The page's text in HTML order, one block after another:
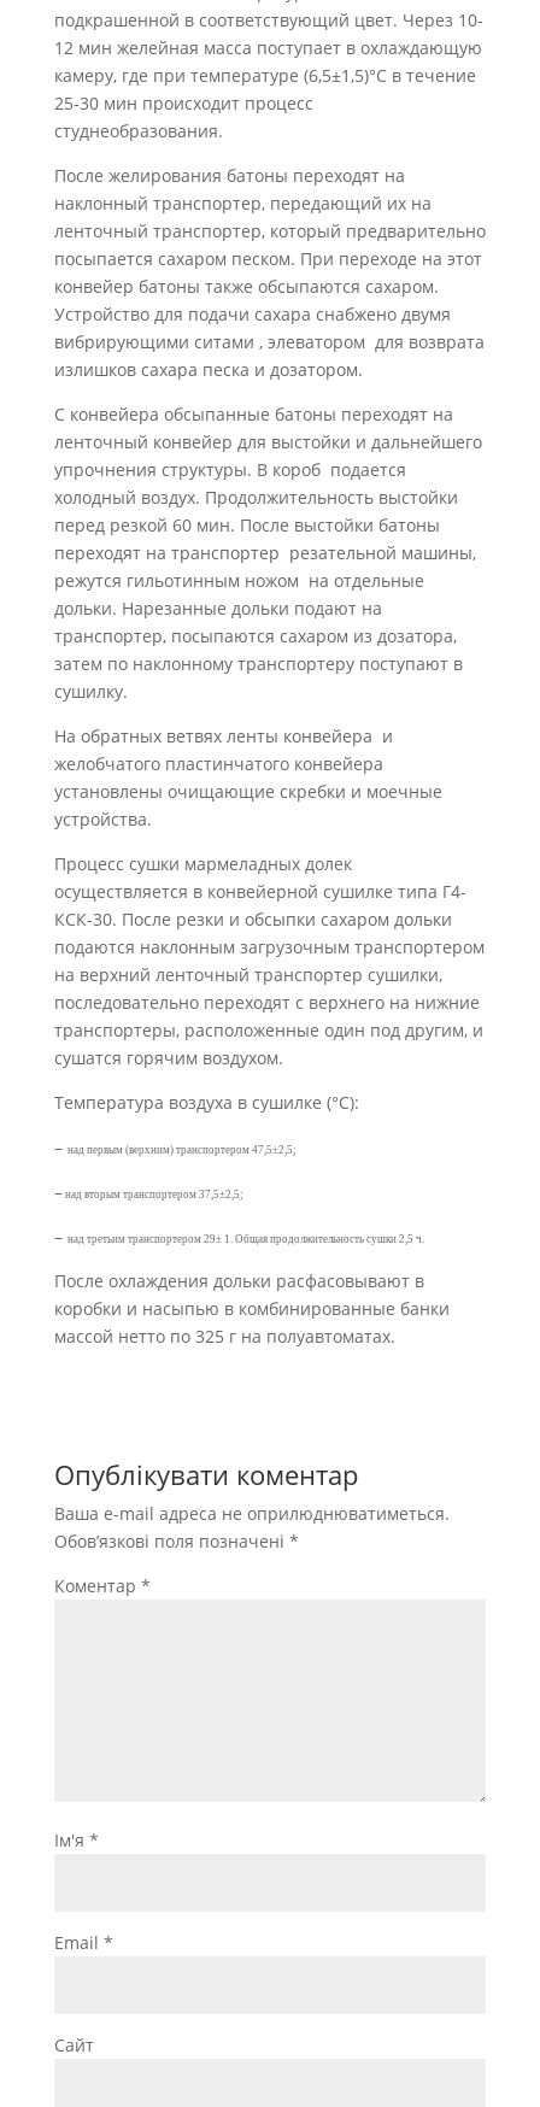
подкрашенной в соответствующий цвет. Через 10-
12 мин желейная масса поступает в охлаждающую
камеру, где при температуре (6,5±1,5)°С в течение
25-30 мин происходит процесс
студнеобразования.
После желирования батоны переходят на
наклонный транспортер, передающий их на
ленточный транспортер, который предварительно
посыпается сахаром песком. При переходе на этот
конвейер батоны также обсыпаются сахаром.
Устройство для подачи сахара снабжено двумя
вибрирующими ситами , элеватором для возврата
излишков сахара песка и дозатором.
С конвейера обсыпанные батоны переходят на
ленточный конвейер для выстойки и дальнейшего
упрочнения структуры. В короб подается
холодный воздух. Продолжительность выстойки
перед резкой 60 мин. После выстойки батоны
переходят на транспортер резательной машины,
режутся гильотинным ножом на отдельные
дольки. Нарезанные дольки подают на
транспортер, посыпаются сахаром из дозатора,
затем по наклонному транспортеру поступают в
сушилку.
На обратных ветвях ленты конвейера и
желобчатого пластинчатого конвейера
установлены очищающие скребки и моечные
устройства.
Процесс сушки мармеладных долек
осуществляется в конвейерной сушилке типа Г4-
КСК-30. После резки и обсыпки сахаром дольки
подаются наклонным загрузочным транспортером
на верхний ленточный транс­портер сушилки,
последовательно переходят с верхнего на нижние
транспортеры, расположенные один под другим, и
сушатся горячим воздухом.
Температура воздуха в сушилке (°С):
– над первым (верхним) транспортером 47,5±2,5;
– над вторым транспортером 37,5±2,5;
– над третьим транспортером 29± 1. Общая продолжительность сушки 2,5 ч.
После охлаждения дольки расфасовывают в
коробки и насыпью в комбинированные банки
массой нетто по 325 г на полуавтоматах.
Опублікувати коментар
Ваша e-mail адреса не оприлюднюватиметься.
Обов’язкові поля позначені *
Коментар *
Ім'я *
Email *
Сайт